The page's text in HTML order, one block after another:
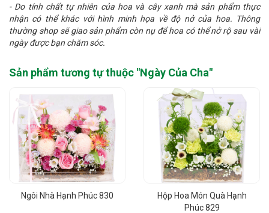
- Do tính chất tự nhiên của hoa và cây xanh mà sản phẩm thực
nhận có thể khác với hình minh họa về độ nở của hoa. Thông
thường shop sẽ giao sản phẩm còn nụ để hoa có thể nở rộ sau vài
ngày được bạn chăm sóc.
Sản phẩm tương tự thuộc "Ngày Của Cha"
Ngôi Nhà Hạnh Phúc 830
Hộp Hoa Món Quà Hạnh
Phúc 829